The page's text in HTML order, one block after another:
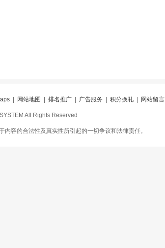
网站地图 排名推广 广告服务 积分换礼 网站留言
All Rights Reserved
容的合法性及真实性所引起的一切争议和法律责任。